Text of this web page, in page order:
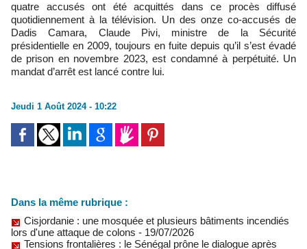
quatre accusés ont été acquittés dans ce procès diffusé
quotidiennement à la télévision. Un des onze co-accusés de
Dadis Camara, Claude Pivi, ministre de la Sécurité
présidentielle en 2009, toujours en fuite depuis qu’il s’est évadé
de prison en novembre 2023, est condamné à perpétuité. Un
mandat d’arrêt est lancé contre lui.
Jeudi 1 Août 2024 - 10:22
Dans la même rubrique :
Cisjordanie : une mosquée et plusieurs bâtiments incendiés
lors d'une attaque de colons - 19/07/2026
Tensions frontalières : le Sénégal prône le dialogue après